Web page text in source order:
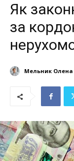
Як
за
Мельник Олена